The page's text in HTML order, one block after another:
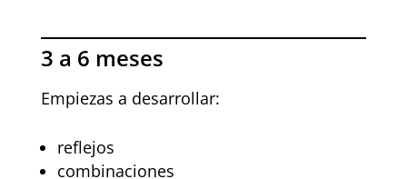
3 a 6 meses
Empiezas a desarrollar:
reflejos
combinaciones